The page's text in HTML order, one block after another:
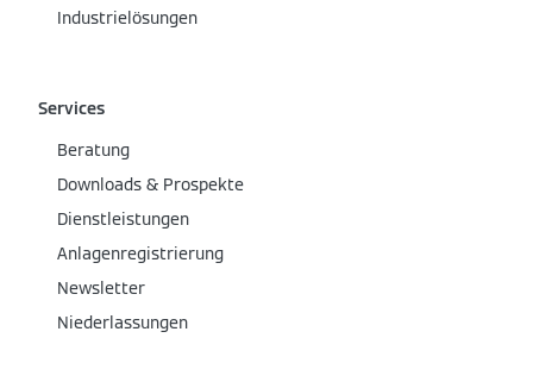
Industrielösungen
Services
Beratung
Downloads & Prospekte
Dienstleistungen
Anlagenregistrierung
Newsletter
Niederlassungen